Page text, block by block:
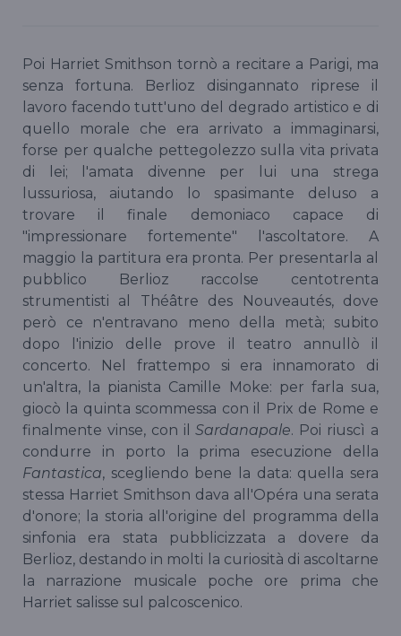
Poi Harriet Smithson tornò a recitare a Parigi, ma
senza fortuna. Berlioz disingannato riprese il
lavoro facendo tutt'uno del degrado artistico e di
quello morale che era arrivato a immaginarsi,
forse per qualche pettegolezzo sulla vita privata
di lei; l'amata divenne per lui una strega
lussuriosa, aiutando lo spasimante deluso a
trovare il finale demoniaco capace di
"impressionare fortemente" l'ascoltatore. A
maggio la partitura era pronta. Per presentarla al
pubblico Berlioz raccolse centotrenta
strumentisti al Théâtre des Nouveautés, dove
però ce n'entravano meno della metà; subito
dopo l'inizio delle prove il teatro annullò il
concerto. Nel frattempo si era innamorato di
un'altra, la pianista Camille Moke: per farla sua,
giocò la quinta scommessa con il Prix de Rome e
finalmente vinse, con ilSardanapale. Poi riuscì a
condurre in porto la prima esecuzione della
Fantastica, scegliendo bene la data: quella sera
stessa Harriet Smithson dava all'Opéra una serata
d'onore; la storia all'origine del programma della
sinfonia era stata pubblicizzata a dovere da
Berlioz, destando in molti la curiosità di ascoltarne
la narrazione musicale poche ore prima che
Harriet salisse sul palcoscenico.